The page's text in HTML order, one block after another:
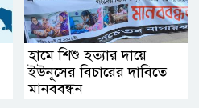
হামে শিশু হত্যার দায়ে
ইউনূসের বিচারের দাবিতে
মানববন্ধন